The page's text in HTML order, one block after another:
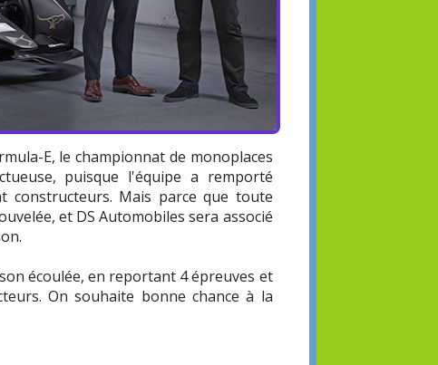
E, le championnat de monoplaces
puisque l'équipe a remporté
constructeurs. Mais parce que toute
et DS Automobiles sera associé
écoulée, en reportant 4 épreuves et
On souhaite bonne chance à la